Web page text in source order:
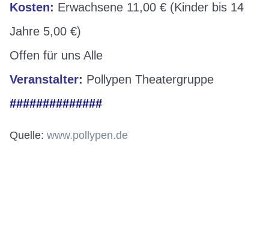
Kosten: Erwachsene 11,00 € (Kinder bis 14
Jahre 5,00 €)
Offen für uns Alle
Veranstalter: Pollypen Theatergruppe
##############
Quelle: www.pollypen.de